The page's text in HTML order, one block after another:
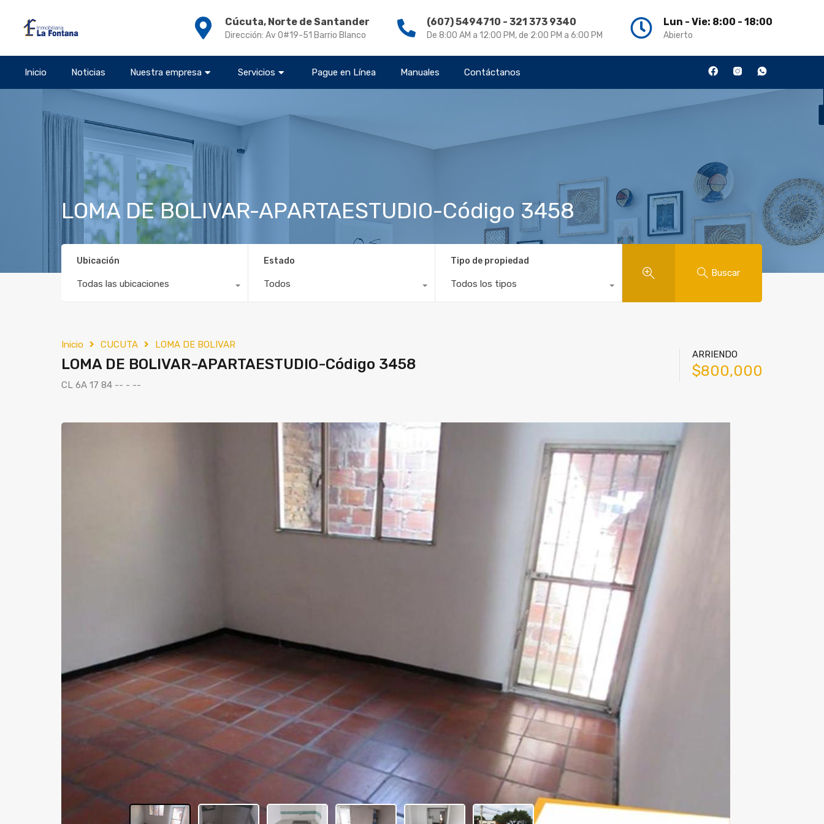
Cúcuta, Norte de Santander
Dirección: Av 0#19-51 Barrio Blanco
(607) 5494710 - 321 373 9340
De 8:00 AM a 12:00 PM, de 2:00 PM a 6:00 PM
Lun - Vie: 8:00 - 18:00
Abierto
Inicio Noticias Nuestra empresa Servicios Pague en Línea Manuales Contáctanos
LOMA DE BOLIVAR-APARTAESTUDIO-Código 3458
Ubicación
Todas las ubicaciones
Estado
Todos
Tipo de propiedad
Todos los tipos
Buscar
Inicio CUCUTA LOMA DE BOLIVAR
LOMA DE BOLIVAR-APARTAESTUDIO-Código 3458
CL 6A 17 84 -- - --
ARRIENDO
$800,000